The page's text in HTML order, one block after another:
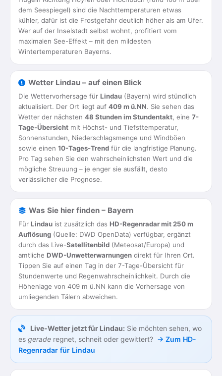
dem Seespiegel) sind die Nachttemperaturen etwas
kühler, dafür ist die Frostgefahr deutlich höher als am Ufer.
Wer auf der Inselstadt selbst wohnt, profitiert vom
maximalen See-Effekt – mit den mildesten
Wintertemperaturen Bayerns.
Wetter Lindau – auf einen Blick
Die Wettervorhersage für Lindau (Bayern) wird stündlich
aktualisiert. Der Ort liegt auf 409 m ü.NN. Sie sehen das
Wetter der nächsten 48 Stunden im Stundentakt, eine 7-
Tage-Übersicht mit Höchst- und Tiefsttemperatur,
Sonnenstunden, Niederschlagsmenge und Windböen
sowie einen 10-Tages-Trend für die langfristige Planung.
Pro Tag sehen Sie den wahrscheinlichsten Wert und die
mögliche Streuung – je enger sie ausfällt, desto
verlässlicher die Prognose.
Was Sie hier finden – Bayern
Für Lindau ist zusätzlich das HD-Regenradar mit 250 m
Auflösung (Quelle: DWD OpenData) verfügbar, ergänzt
durch das Live-Satellitenbild (Meteosat/Europa) und
amtliche DWD-Unwetterwarnungen direkt für Ihren Ort.
Tippen Sie auf einen Tag in der 7-Tage-Übersicht für
Stundenwerte und Regenwahrscheinlichkeit. Durch die
Höhenlage von 409 m ü.NN kann die Vorhersage von
umliegenden Tälern abweichen.
Live-Wetter jetzt für Lindau: Sie möchten sehen, wo
es gerade regnet, schneit oder gewittert? → Zum HD-
Regenradar für Lindau